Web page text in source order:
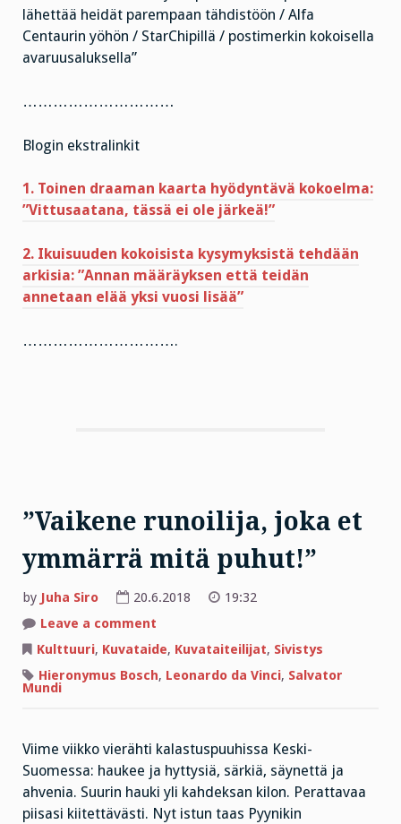
lähettää heidät parempaan tähdistöön / Alfa
Centaurin yöhön / StarChipillä / postimerkin kokoisella
avaruusaluksella”
…………………………
Blogin ekstralinkit
1. Toinen draaman kaarta hyödyntävä kokoelma:
”Vittusaatana, tässä ei ole järkeä!”
2. Ikuisuuden kokoisista kysymyksistä tehdään
arkisia: ”Annan määräyksen että teidän
annetaan elää yksi vuosi lisää”
………………………….
”Vaikene runoilija, joka et
ymmärrä mitä puhut!”
by Juha Siro 20.6.2018
19:32
Leave a comment
runoilija,
joka
et
ymmärrä
Kulttuuri, Kuvataide, Kuvataiteilijat, Sivistys
Hieronymus Bosch, Leonardo da Vinci, Salvator
Mundi
Viime viikko vierähti kalastuspuuhissa Keski-
Suomessa: haukee ja hyttysiä, särkiä, säynettä ja
ahvenia. Suurin hauki yli kahdeksan kilon. Perattavaa
piisasi kiitettävästi. Nyt istun taas Pyynikin